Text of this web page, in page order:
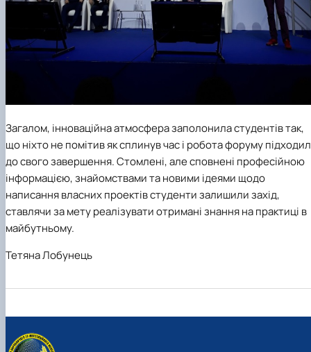
Загалом, інноваційна атмосфера заполонила студентів так,
що ніхто не помітив як сплинув час і робота форуму
до свого завершення. Стомлені, але сповнені професійною
інформацією, знайомствами та новими ідеями щодо
написання власних проектів студенти залишили захід,
ставлячи за мету реалізувати отримані знання на практиці в
майбутньому.
Тетяна Лобунець